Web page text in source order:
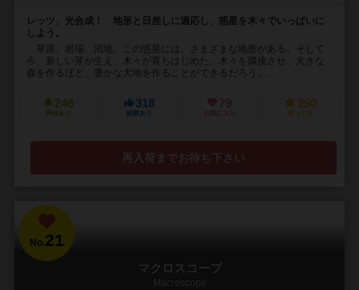
レッツ、光合成！ 地形と日差しに適応し、惑星を木々でいっぱいに
しよう。
草原、岩場、沼地。この惑星には、さまざまな地形がある。そして
今、新しい芽が生え、木々が育ちはじめた。木々を隣接させ、大きな
森を作るほど、豊かな大地を作ることができるだろう。...
246
興味あり
318
経験あり
79
お気に入り
250
持ってる
再入荷までお待ち下さい
No.21
マクロスコープ
Macroscope